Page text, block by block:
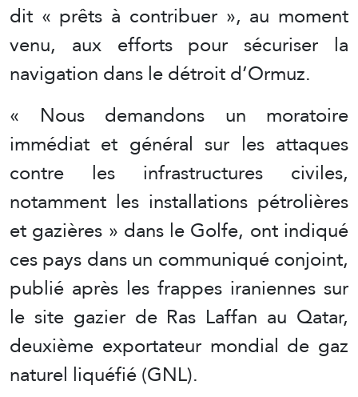
dit « prêts à contribuer », au moment
venu, aux efforts pour sécuriser la
navigation dans le détroit d’Ormuz.
« Nous demandons un moratoire
immédiat et général sur les attaques
contre les infrastructures civiles,
notamment les installations pétrolières
et gazières » dans le Golfe, ont indiqué
ces pays dans un communiqué conjoint,
publié après les frappes iraniennes sur
le site gazier de Ras Laffan au Qatar,
deuxième exportateur mondial de gaz
naturel liquéfié (GNL).